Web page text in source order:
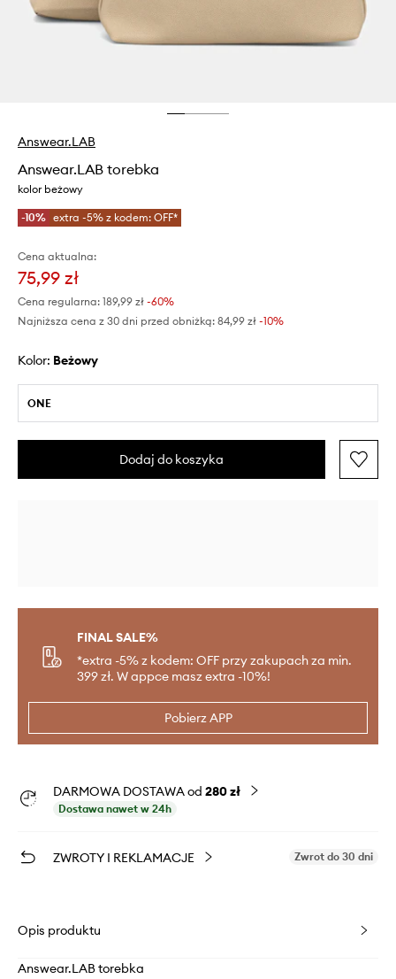
Answear.LAB
Answear.LAB torebka
kolor beżowy
-10% extra -5% z kodem: OFF*
Cena aktualna:
75,99 zł
Cena regularna: 189,99 zł -60%
Najniższa cena z 30 dni przed obniżką: 84,99 zł -10%
Kolor: beżowy
ONE
Dodaj do koszyka
FINAL SALE%
*extra -5% z kodem: OFF przy zakupach za min.
399 zł. W appce masz extra -10%!
Pobierz APP
DARMOWA DOSTAWA od 280 zł
Dostawa nawet w 24h
ZWROTY I REKLAMACJE Zwrot do 30 dni
Opis produktu
Answear.LAB torebka